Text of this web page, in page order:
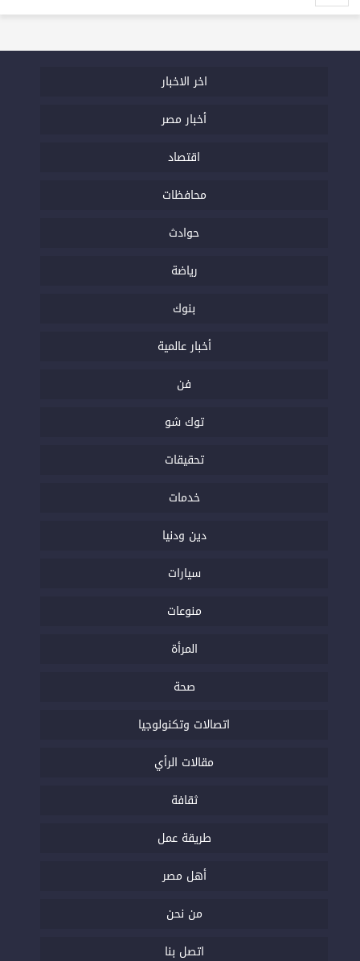
اخر الاخبار
أخبار مصر
اقتصاد
محافظات
حوادث
رياضة
بنوك
أخبار عالمية
فن
توك شو
تحقيقات
خدمات
دين ودنيا
سيارات
منوعات
المرأة
صحة
اتصالات وتكنولوجيا
مقالات الرأي
ثقافة
طريقة عمل
أهل مصر
من نحن
اتصل بنا